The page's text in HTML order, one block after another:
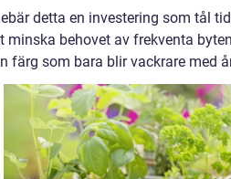
detta en investering som tål
minska behovet av frekventa
färg som bara blir vackrare med